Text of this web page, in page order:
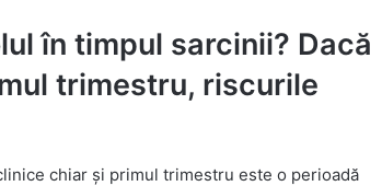
în timpul sarcinii? Dacă
trimestru, riscurile
chiar și primul trimestru este o perioadă